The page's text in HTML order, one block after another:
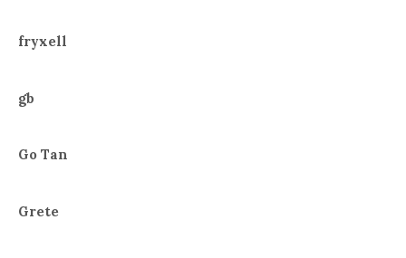
fryxell
gb
Go Tan
Grete